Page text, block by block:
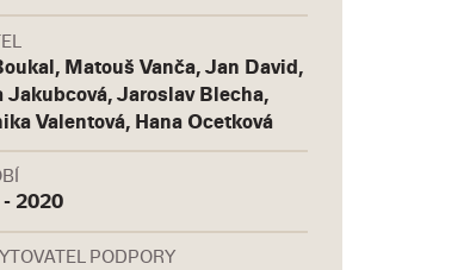
Matouš Vanča, Jan David,
Jakubcová, Jaroslav Blecha,
Valentová, Hana Ocetková
2020
PODPORY